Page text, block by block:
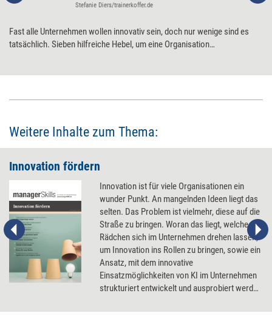
Stefanie Diers/trainerkoffer.de
Fast alle Unternehmen wollen innovativ sein, doch nur wenige sind es
tatsächlich. Sieben hilfreiche Hebel, um eine Organisation
Weitere Inhalte zum Thema:
Innovation fördern
Innovation ist für viele Organisationen ein
wunder Punkt. An mangelnden Ideen liegt das
selten. Das Problem ist vielmehr, diese auf die
Straße zu bringen. Woran das liegt, welche
Rädchen sich im Unternehmen drehen lassen,
um Innovation ins Rollen zu bringen, sowie ein
Ansatz, mit dem innovative
Einsatzmöglichkeiten von KI im Unternehmen
strukturiert entwickelt und ausprobiert werden